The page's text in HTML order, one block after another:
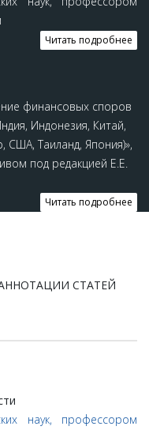
Читать подробнее
финансовых споров
Индонезия, Китай,
США, Таиланд, Япония)»,
под редакцией Е.Е.
Читать подробнее
СТАТЕЙ
наук, профессором